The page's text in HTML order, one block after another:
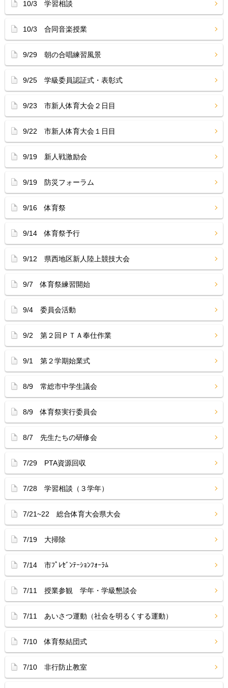
10/3 学習相談
10/3 合同音楽授業
9/29 朝の合唱練習風景
9/25 学級委員認証式・表彰式
9/23 市新人体育大会２日目
9/22 市新人体育大会１日目
9/19 新人戦激励会
9/19 防災フォーラム
9/16 体育祭
9/14 体育祭予行
9/12 県西地区新人陸上競技大会
9/7 体育祭練習開始
9/4 委員会活動
9/2 第２回ＰＴＡ奉仕作業
9/1 第２学期始業式
8/9 常総市中学生議会
8/9 体育祭実行委員会
8/7 先生たちの研修会
7/29 PTA資源回収
7/28 学習相談（３学年）
7/21~22 総合体育大会県大会
7/19 大掃除
7/14 市ﾌﾟﾚｾﾞﾝﾃｰｼｮﾝﾌｫｰﾗﾑ
7/11 授業参観 学年・学級懇談会
7/11 あいさつ運動（社会を明るくする運動）
7/10 体育祭結団式
7/10 非行防止教室